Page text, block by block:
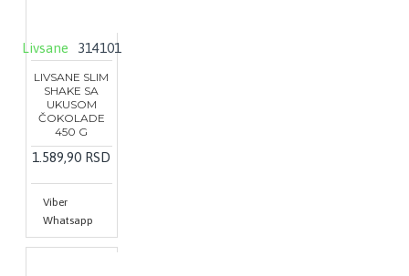
Livsane 314101
LIVSANE SLIM
SHAKE SA
UKUSOM
ČOKOLADE
450 G
1.589,90 RSD
Viber
Whatsapp